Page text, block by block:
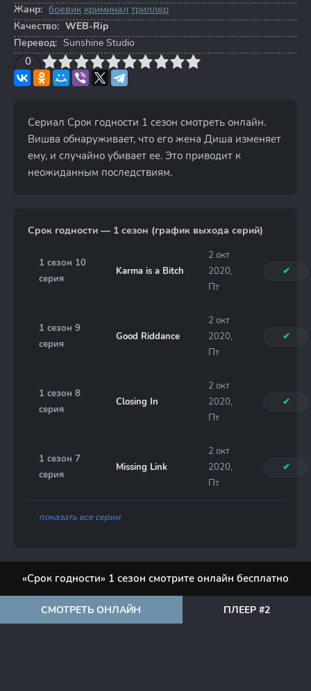
Жанр: боевик криминал триллер
Качество: WEB-Rip
Перевод: Sunshine Studio
0
4 6 7 8 9 10
Сериал Срок годности 1 сезон смотреть онлайн.
Вишва обнаруживает, что его жена Диша изменяет
ему, и случайно убивает ее. Это приводит к
неожиданным последствиям.
Срок годности — 1 сезон (график выхода серий)
1 сезон 10
серия
Karma is a Bitch
2 окт
2020,
Пт
✔
1 сезон 9
серия
Good Riddance
2 окт
2020,
Пт
✔
1 сезон 8
серия
Closing In
2 окт
2020,
Пт
✔
1 сезон 7
серия
Missing Link
2 окт
2020,
Пт
✔
показать все серии
«Срок годности» 1 сезон смотрите онлайн бесплатно
СМОТРЕТЬ ОНЛАЙН ПЛЕЕР #2